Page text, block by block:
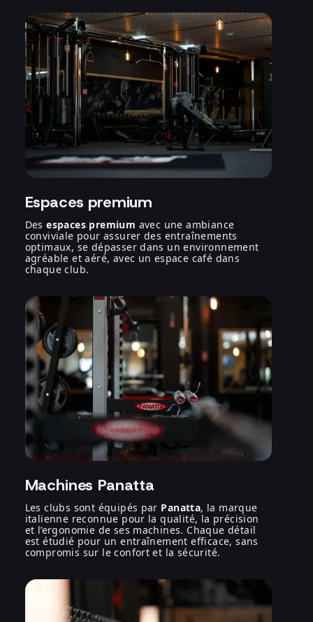
Espaces premium
Desespaces premium avec une ambiance
conviviale pour assurer des entraînements
optimaux, se dépasser dans un environnement
agréable et aéré, avec un espace café dans
chaque club.
Machines Panatta
Les clubs sont équipés par Panatta, la marque
italienne reconnue pour la qualité, la précision
et l’ergonomie de ses machines. Chaque détail
est étudié pour un entraînement efficace, sans
compromis sur le confort et la sécurité.